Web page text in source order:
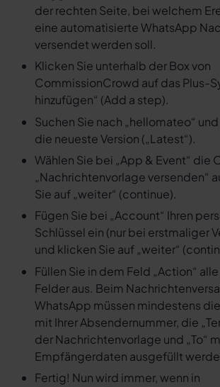
der rechten Seite, bei welchem
eine automatisierte WhatsApp
versendet werden soll.
Klicken Sie unterhalb der Box von
CommissionCrowd auf das Plus-
hinzufügen“ (Add a step).
Suchen Sie nach „hellomateo“
die neueste Version („Latest“).
Wählen Sie bei „App & Event“ die
„Nachrichtenvorlage versenden“
Sie auf „weiter“ (continue).
Fügen Sie bei „Account“ Ihren
Schlüssel ein (nur bei erstmaliger
und klicken Sie auf „weiter“
Füllen Sie in dem Feld „Action“
Felder aus. Beim
WhatsApp müssen mindestens die
mit Ihrer Absendernummer, die
der Nachrichtenvorlage und „To“
Empfängerdaten ausgefüllt
Fertig! Nun wird immer, wenn in